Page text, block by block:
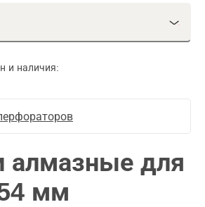
и наличия:
алмазные для
мм